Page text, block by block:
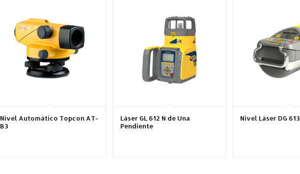
Nivel Automático Topcon AT-
B3
Láser GL 612 N de Una
Pendiente
Nivel Láser DG 613